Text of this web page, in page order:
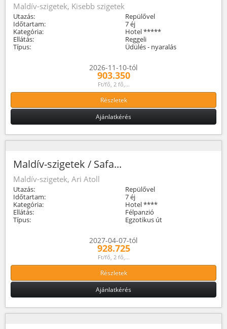
Maldív-szigetek, Kisebb szigetek
Utazás:
Repülővel
Időtartam:
7 éj
Kategória:
Hotel *****
Ellátás:
Reggeli
Típus:
Üdülés - nyaralás
2026-11-10-tól
903.350
Ft/fő, 2 fő,...
Részletek
Ajánlatkérés
Maldív-szigetek / Safa...
Maldív-szigetek, Ari Atoll
Utazás:
Repülővel
Időtartam:
7 éj
Kategória:
Hotel ****
Ellátás:
Félpanzió
Típus:
Egzotikus út
2027-04-07-tól
928.725
Ft/fő, 2 fő,...
Részletek
Ajánlatkérés